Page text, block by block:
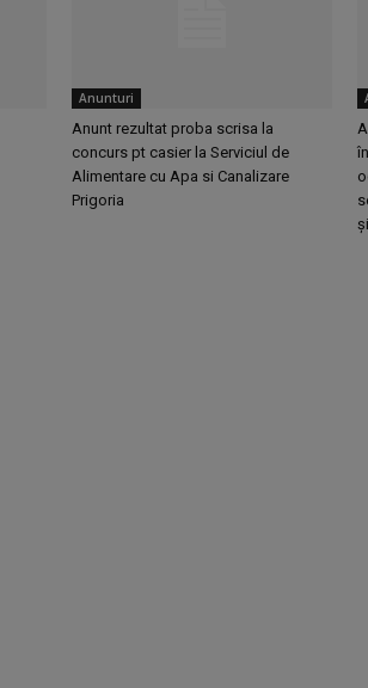
Anunturi
Anunt rezultat proba scrisa la
concurs pt casier la Serviciul de
Alimentare cu Apa si Canalizare
Prigoria